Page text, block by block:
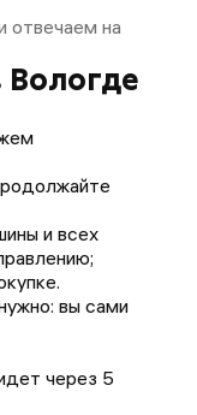
на
и всех
вы сами
через 5